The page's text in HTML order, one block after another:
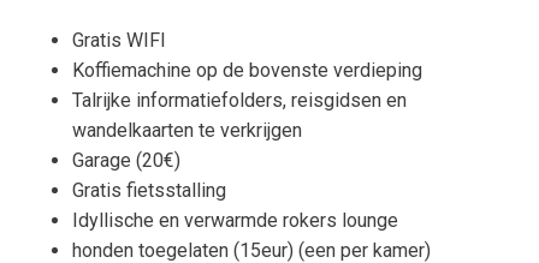
Gratis WIFI
Koffiemachine op de bovenste verdieping
Talrijke informatiefolders, reisgidsen en
wandelkaarten te verkrijgen
Garage (20€)
Gratis fietsstalling
Idyllische en verwarmde rokers lounge
honden toegelaten (15eur) (een per kamer)